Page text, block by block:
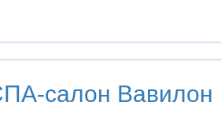
салон Вавилон